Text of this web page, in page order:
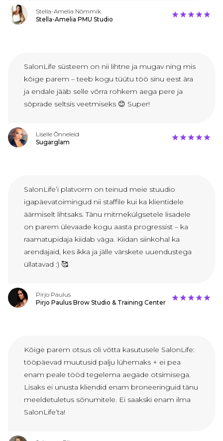
Stella-Amelia Nõmmik
Stella-Amelia PMU Studio
SalonLife süsteem on nii lihtne ja mugav ning mis
kõige parem – teeb kogu tüütu töö sinu eest ära
ja endale jääb selle võrra rohkem aega pere ja
sõprade seltsis veetmiseks 😊 Super!
Liselle Õnneleid
Sugarglam
SalonLife’i platvorm on teinud meie stuudio
igapäevatoimingud nii staffile kui ka klientidele
äärmiselt lihtsaks. Tänu mitmekülgsetele lisadele
on parem ülevaade kogu aasta progressist – ka
raamatupidaja kiidab väga. Kiidan siinkohal ka
arendajaid, kes ikka ja jälle värskete uuendustega
üllatavad :) 🥰
Pirjo Paulus
Pirjo Paulus Brow Studio & Training Center
Kõige parem otsus oli võtta kasutusele SalonLife:
tööpäevad muutusid palju lühemaks + ei pea
enam peale tööd tegelema aegade otsimisega.
Lisaks ei unusta kliendid enam broneeringuid tänu
meeldetuletus sõnumitele. Ei saakski enam ilma
SalonLife’ta!